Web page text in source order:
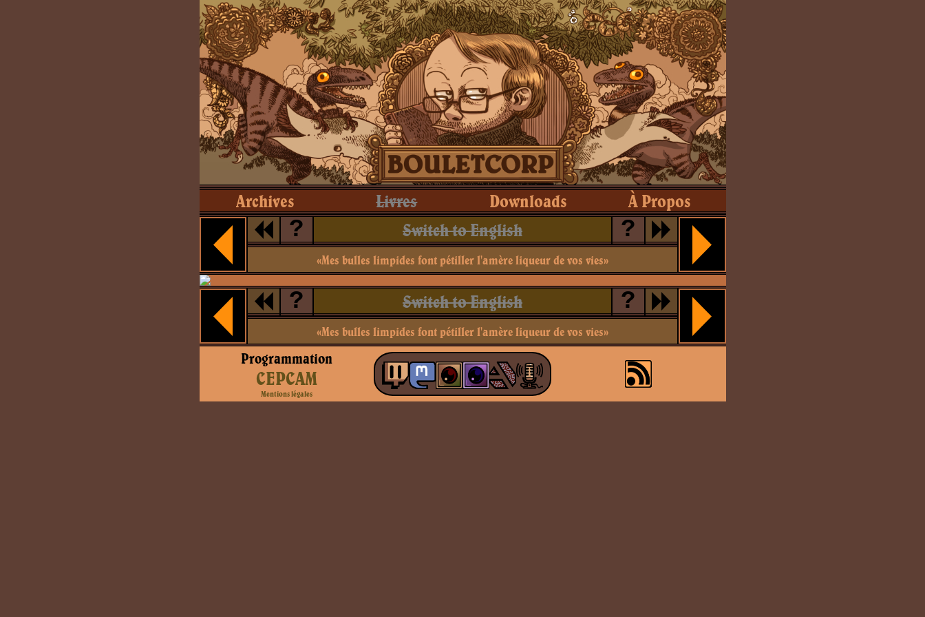
Archives Livres Downloads À Propos
? Switch to English ?
«Mes bulles limpides font pétiller l'amère liqueur de vos vies»
? Switch to English ?
«Mes bulles limpides font pétiller l'amère liqueur de vos vies»
Programmation
CEPCAM
Mentions légales